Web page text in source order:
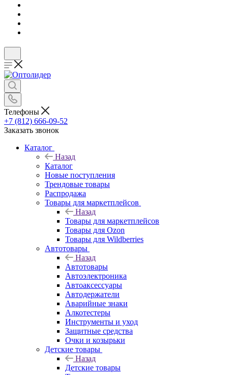
Телефоны
+7 (812) 666-09-52
Заказать звонок
Каталог
Назад
Каталог
Новые поступления
Трендовые товары
Распродажа
Товары для маркетплейсов
Назад
Товары для маркетплейсов
Товары для Ozon
Товары для Wildberries
Автотовары
Назад
Автотовары
Автоэлектроника
Автоаксессуары
Автодержатели
Аварийные знаки
Алкотестеры
Инструменты и уход
Защитные средства
Очки и козырьки
Детские товары
Назад
Детские товары